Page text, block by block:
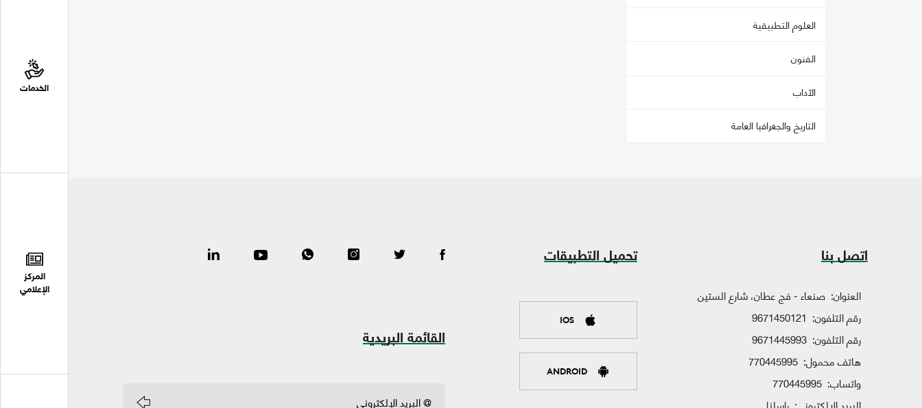
الخدمات
المركز
الإعلامي
العلوم التطبيقية
الفنون
الآداب
التاريخ والجغرافيا العامة
اتصل بنا
العنوان: صنعاء - فج عطان، شارع الستين
رقم التلفون: 9671450121
رقم التلفون: 9671445993
هاتف محمول: 770445995
واتساب: 770445995
تحميل التطبيقات
IOS
ANDROID
القائمة البريدية